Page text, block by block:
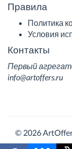
Правила
Политика
Условия
Контакты
Первый
info@artoffers.ru
© 2026